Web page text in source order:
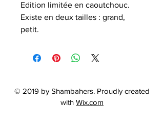
Edition limitée en caoutchouc.
Existe en deux tailles : grand,
petit.
0,15 cm et 19,2 x 2,15 x 0,15 cm
tour de bras sur commande.
© 2019 by Shambahers. Proudly created
with Wix.com